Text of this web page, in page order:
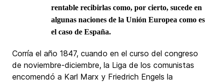
rentable recibirlas como, por cierto, sucede en
algunas naciones de la Unión Europea como es
el caso de España.
Corría el año 1847, cuando en el curso del congreso
de noviembre-diciembre, la Liga de los comunistas
encomendó a Karl Marx y Friedrich Engels la